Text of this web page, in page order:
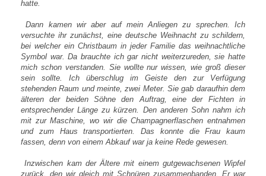
hatte.
Dann kamen wir aber auf mein Anliegen zu sprechen. Ich
versuchte ihr zunächst, eine deutsche Weihnacht zu schildern,
bei welcher ein Christbaum in jeder Familie das weihnachtliche
Symbol war. Da brauchte ich gar nicht weiterzureden, sie hatte
mich schon verstanden. Sie wollte nur wissen, wie groß dieser
sein sollte. Ich überschlug im Geiste den zur Verfügung
stehenden Raum und meinte, zwei Meter. Sie gab daraufhin dem
älteren der beiden Söhne den Auftrag, eine der Fichten in
entsprechender Länge zu kürzen. Den anderen Sohn nahm ich
mit zur Maschine, wo wir die Champagnerflaschen entnahmen
und zum Haus transportierten. Das konnte die Frau kaum
fassen, denn von einem Abkauf war ja keine Rede gewesen.
Inzwischen kam der Ältere mit einem gutgewachsenen Wipfel
zurück, den wir gleich mit Schnüren zusammenbanden. Er war